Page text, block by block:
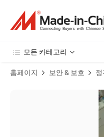
모든 카테고리
홈페이지 보안 & 보호
고품질 입구 오염 제거 스티